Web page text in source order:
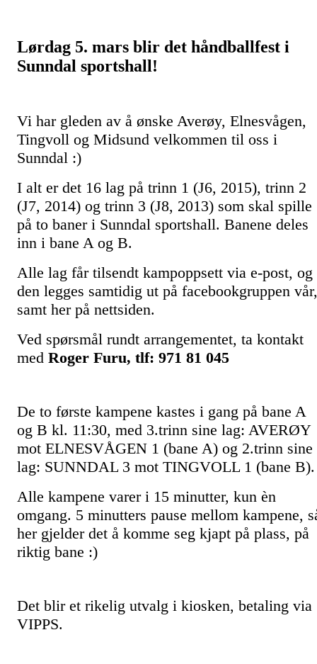
Lørdag 5. mars blir det håndballfest i
Sunndal sportshall!
Vi har gleden av å ønske Averøy, Elnesvågen,
Tingvoll og Midsund velkommen til oss i
Sunndal :)
I alt er det 16 lag på trinn 1 (J6, 2015), trinn 2
(J7, 2014) og trinn 3 (J8, 2013) som skal spille
på to baner i Sunndal sportshall. Banene deles
inn i bane A og B.
Alle lag får tilsendt kampoppsett via e-post, og
den legges samtidig ut på facebookgruppen vår,
samt her på nettsiden.
Ved spørsmål rundt arrangementet, ta kontakt
med Roger Furu, tlf: 971 81 045
De to første kampene kastes i gang på bane A
og B kl. 11:30, med 3.trinn sine lag: AVERØY
mot ELNESVÅGEN 1 (bane A) og 2.trinn sine
lag: SUNNDAL 3 mot TINGVOLL 1 (bane
Alle kampene varer i 15 minutter, kun èn
omgang. 5 minutters pause mellom kampene,
her gjelder det å komme seg kjapt på plass, på
riktig bane :)
Det blir et rikelig utvalg i kiosken, betaling via
VIPPS.